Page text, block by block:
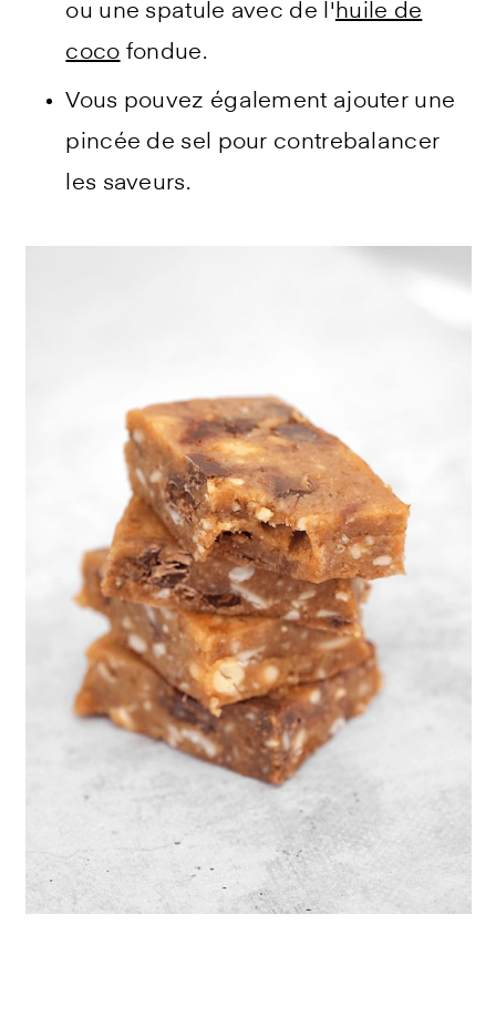
ou une spatule avec de l'huile de
coco fondue.
Vous pouvez également ajouter une
pincée de sel pour contrebalancer
les saveurs.